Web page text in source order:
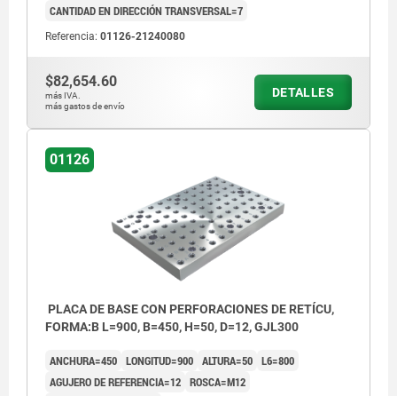
CANTIDAD EN DIRECCIÓN TRANSVERSAL=7
Referencia: 01126-21240080
$82,654.60
más IVA.
más gastos de envío
DETALLES
01126
PLACA DE BASE CON PERFORACIONES DE RETÍCU,
FORMA:B L=900, B=450, H=50, D=12, GJL300
ANCHURA=450 LONGITUD=900 ALTURA=50 L6=800
AGUJERO DE REFERENCIA=12 ROSCA=M12